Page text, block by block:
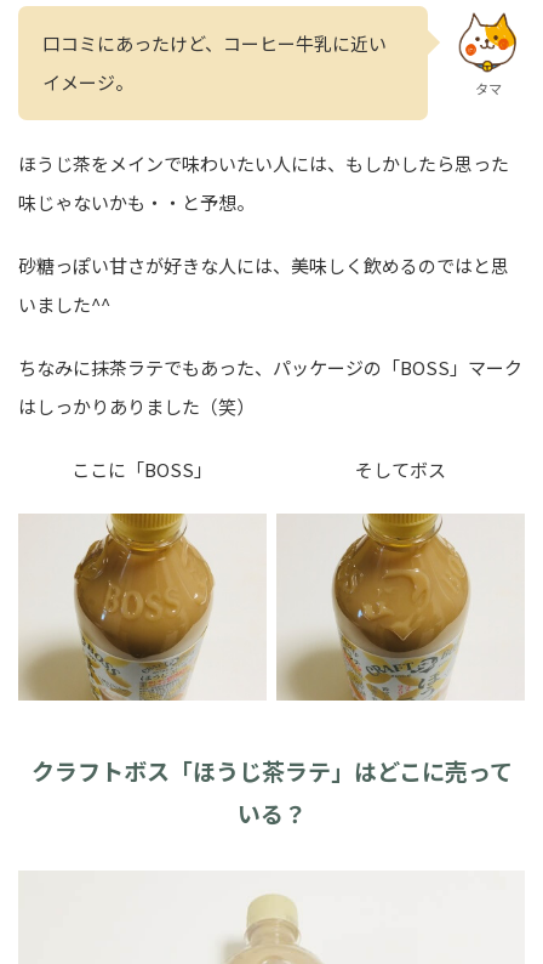
口コミにあったけど、コーヒー牛乳に近い
イメージ。
タマ
ほうじ茶をメインで味わいたい人には、もしかしたら思った
味じゃないかも・・と予想。
砂糖っぽい甘さが好きな人には、美味しく飲めるのではと思
いました^^
ちなみに抹茶ラテでもあった、パッケージの「BOSS」マーク
はしっかりありました（笑）
ここに「BOSS」 そしてボス
クラフトボス「ほうじ茶ラテ」はどこに売って
いる？